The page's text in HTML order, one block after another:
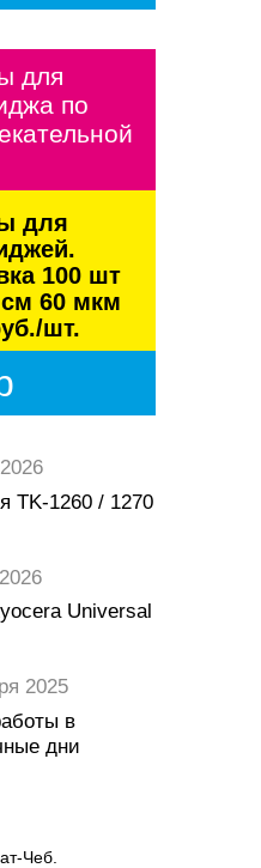
для
по
для
100 шт
см 60 мкм
шт.
TK-1260 / 1270
Universal
2025
в
дни
Чеб.